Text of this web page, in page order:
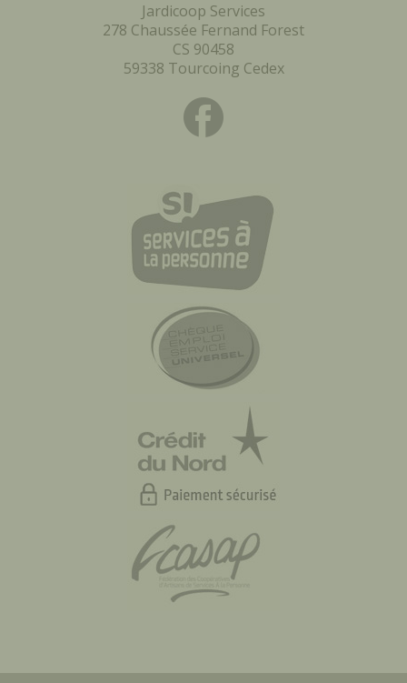
Jardicoop Services
278 Chaussée Fernand Forest
CS 90458
59338 Tourcoing Cedex